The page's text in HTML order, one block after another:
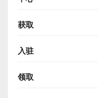
获取
入驻
领取